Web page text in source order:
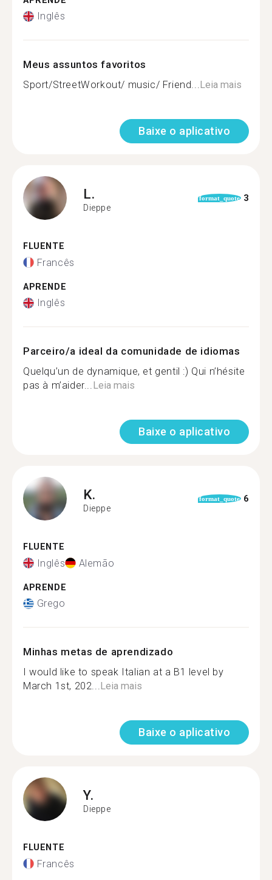
Inglês
Meus assuntos favoritos
Sport/StreetWorkout/ music/ Friend...Leia mais
Baixe o aplicativo
L.
Dieppe
format_quote 3
FLUENTE
Francês
APRENDE
Inglês
Parceiro/a ideal da comunidade de idiomas
Quelqu’un de dynamique, et gentil :) Qui n’hésite
pas à m’aider...Leia mais
Baixe o aplicativo
K.
Dieppe
format_quote 6
FLUENTE
Inglês Alemão
APRENDE
Grego
Minhas metas de aprendizado
I would like to speak Italian at a B1 level by
March 1st, 202...Leia mais
Baixe o aplicativo
Y.
Dieppe
FLUENTE
Francês